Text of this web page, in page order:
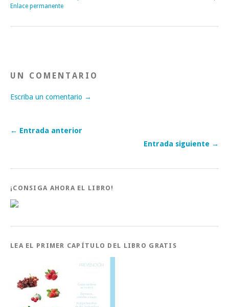
Enlace permanente
UN COMENTARIO
Escriba un comentario →
← Entrada anterior
Entrada siguiente →
¡CONSIGA AHORA EL LIBRO!
LEA EL PRIMER CAPÍTULO DEL LIBRO GRATIS